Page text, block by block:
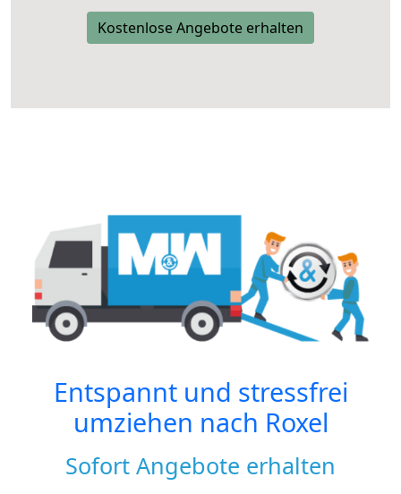
Kostenlose Angebote erhalten
Entspannt und stressfrei
umziehen nach Roxel
Sofort Angebote erhalten